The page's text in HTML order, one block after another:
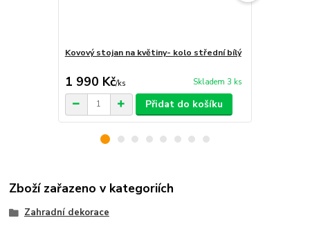
Kovový stojan na květiny- kolo střední bílý
1 990 Kč/ks Skladem 3 ks
Přidat do košíku
Zboží zařazeno v kategoriích
Zahradní dekorace